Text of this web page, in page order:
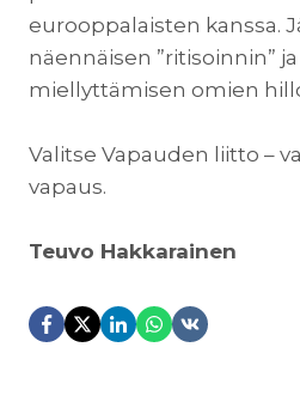
eurooppalaisten kanssa.
näennäisen ”ritisoinnin”
miellyttämisen omien
Valitse Vapauden liitto –
vapaus.
Teuvo Hakkarainen